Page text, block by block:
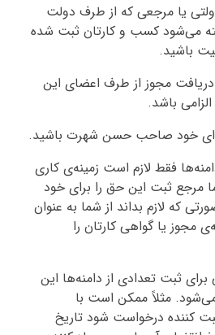
یا مرجعی که از طرف دولت
می‌شود کسب و کارتان ثبت شده
باشید.
دریافت مجوز از طرف اعضای این
باشد.
فقط لازم است زمینه‌ی کاری
مرجع ثبت این حق را برای خود
که لازم بداند از شما به عنوان
مجوز یا گواهی کارتان را
ثبت تعدادی از دامنه‌ها این
مثلاً ممکن است با
کننده درخواست شود تاریخ